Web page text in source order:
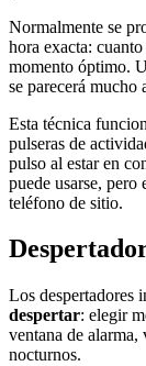
Normalmente se
hora exacta:
momento óptimo.
se parecerá mucho
Esta técnica
pulseras de
pulso al estar en
puede usarse, pero
teléfono de sitio.
Los despertadores
despertar: elegir
ventana de
nocturnos.